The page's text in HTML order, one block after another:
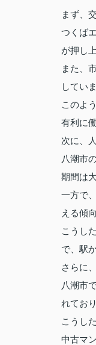
まず、
つくば
が押し
また、
してい
このよ
有利に
次に、
八潮市
期間は
一方で
える傾
こうし
で、駅
さらに
八潮市
れてお
こうし
中古マ